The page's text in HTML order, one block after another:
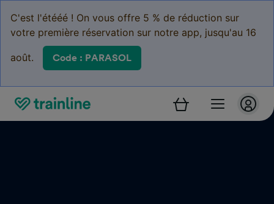
C'est l'étééé ! On vous offre 5 % de réduction sur
votre première réservation sur notre app, jusqu'au 16
août. Code : PARASOL